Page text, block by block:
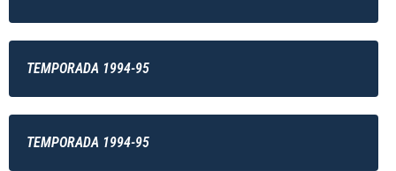
TEMPORADA 1994-95
TEMPORADA 1994-95